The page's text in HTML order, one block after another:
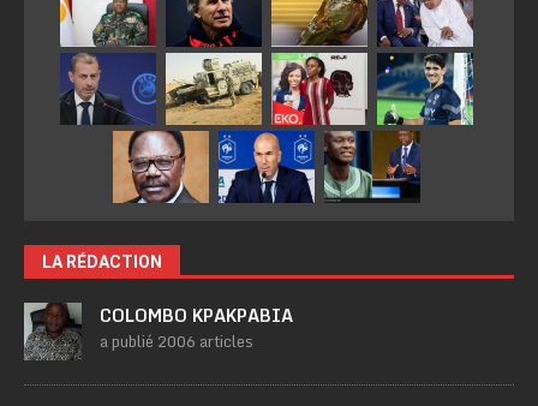
LA RÉDACTION
COLOMBO KPAKPABIA
a publié 2006 articles